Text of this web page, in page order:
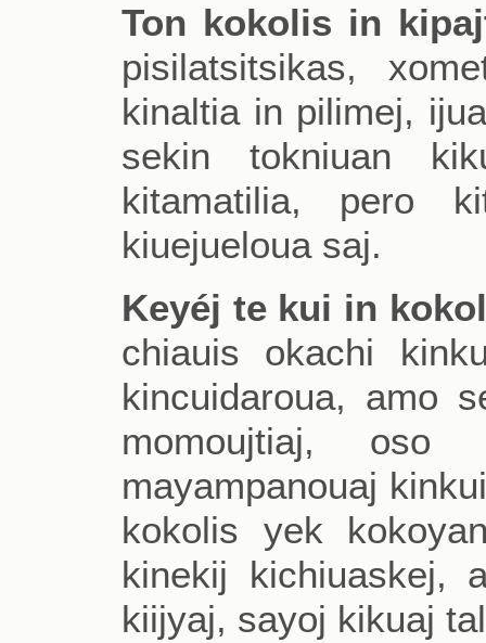
Ton kokolis in
pisilatsitsikas,
kinaltia in pilimej,
sekin tokniuan
kitamatilia, pero
kiuejueloua saj.
Keyéj te kui in
chiauis okachi
kincuidaroua, amo
momoujtiaj,
mayampanouaj
kokolis yek
kinekij kichiuaskej,
kiijyaj, sayoj kikuaj